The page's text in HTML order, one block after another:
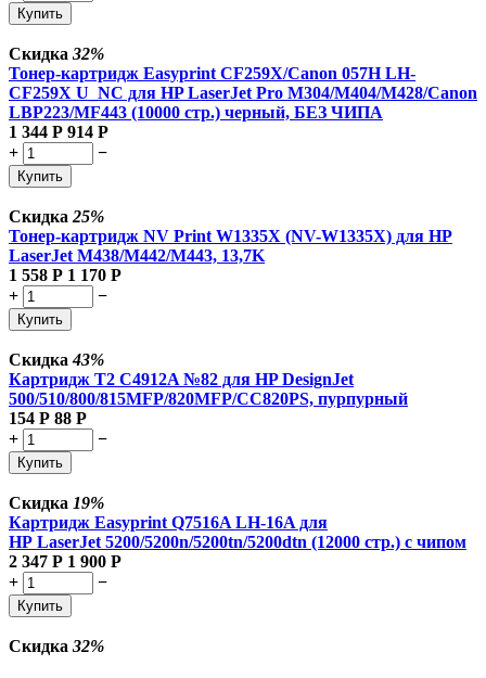
Купить
Скидка 32%
Тонер-картридж Easyprint CF259X/Canon 057H LH-
CF259X U_NC для HP LaserJet Pro M304/M404/M428/Canon
LBP223/MF443 (10000 стр.) черный, БЕЗ ЧИПА
1 344 Р 914 Р
+
−
Купить
Скидка 25%
Тонер-картридж NV Print W1335X (NV-W1335X) для HP
LaserJet M438/M442/M443, 13,7K
1 558 Р 1 170 Р
+
−
Купить
Скидка43%
Картридж T2 C4912A №82 для HP DesignJet
500/510/800/815MFP/820MFP/CC820PS, пурпурный
154 Р 88 Р
+
−
Купить
Скидка 19%
Картридж Easyprint Q7516A LH-16A для
HP LaserJet 5200/5200n/5200tn/5200dtn (12000 стр.) с чипом
2 347 Р 1 900 Р
+
−
Купить
Скидка 32%